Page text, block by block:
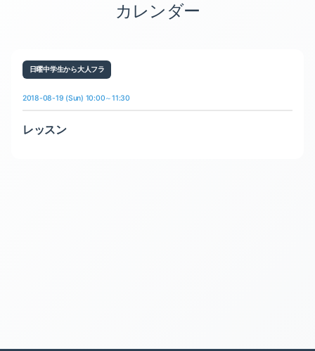
カレンダー
日曜中学生から大人フラ
2018-08-19 (Sun) 10:00～11:30
レッスン